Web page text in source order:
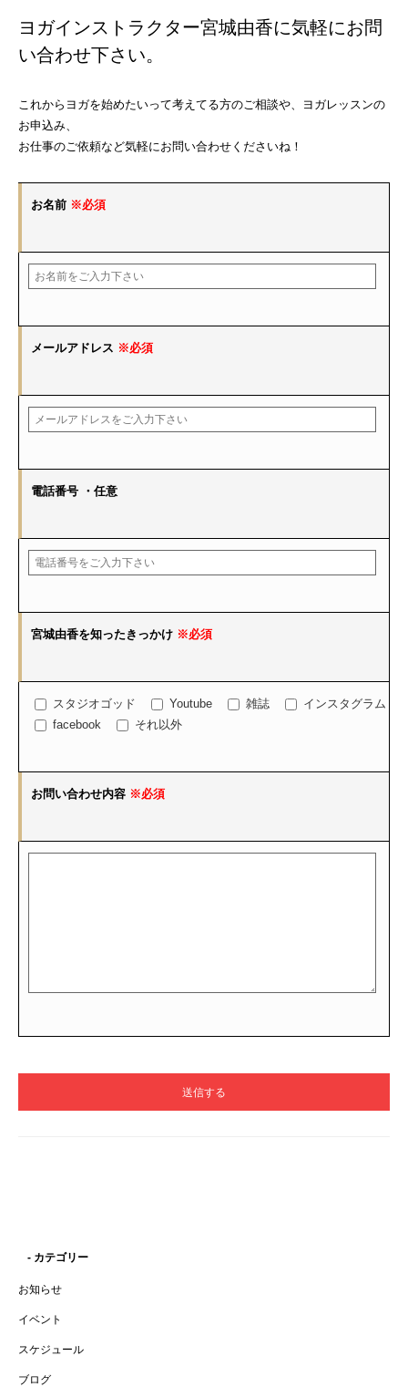
ヨガインストラクター宮城由香に気軽にお問
い合わせ下さい。
これからヨガを始めたいって考えてる方のご相談や、ヨガレッスンの
お申込み、
お仕事のご依頼など気軽にお問い合わせくださいね！
お名前 ※必須
メールアドレス ※必須
電話番号 ・任意
宮城由香を知ったきっかけ ※必須
スタジオゴッド Youtube 雑誌
インスタグラム
facebook
それ以外
お問い合わせ内容 ※必須
- カテゴリー
お知らせ
イベント
スケジュール
ブログ